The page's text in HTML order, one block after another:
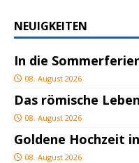
NEUIGKEITEN
In die
08. August 2026
Das römische
08. August 2026
Goldene Hochzeit
08. August 2026